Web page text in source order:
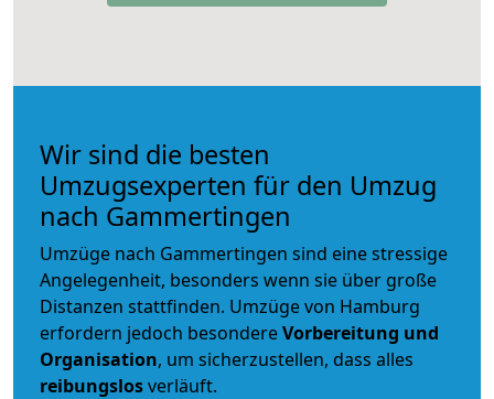
Wir sind die besten
Umzugsexperten für den Umzug
nach Gammertingen
Umzüge nach Gammertingen sind eine stressige
Angelegenheit, besonders wenn sie über große
Distanzen stattfinden. Umzüge von Hamburg
erfordern jedoch besondereVorbereitung und
Organisation, um sicherzustellen, dass alles
reibungslosverläuft.